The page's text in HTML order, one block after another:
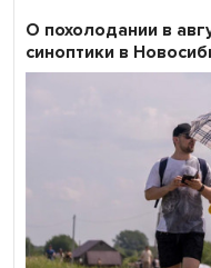
О похолодании в
синоптики в